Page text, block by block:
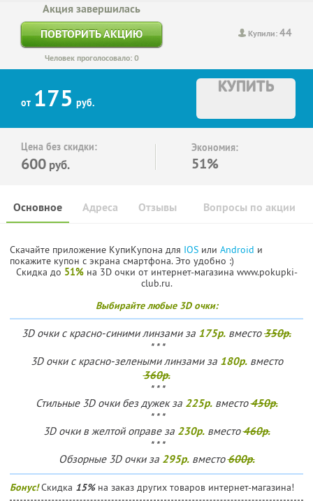
Купили:44
Акция завершилась
ПОВТОРИТЬ АКЦИЮ
Человек проголосовало: 0
от 175 руб.
КУПИТЬ
Цена без скидки:
600 руб.
Экономия:
51%
Основное Отзывы Вопросы по акции
Адреса
Скачайте приложение КупиКупона для IOS или Android и
покажите купон с экрана смартфона. Это удобно :)
Скидка до 51%на 3D очки от интернет-магазина www.pokupki-
club.ru.
Выбирайте любые 3D очки:
3D очки с красно-синими линзами за 175р. вместо350р.
* * *
3D очки с красно-зелеными линзами за 180р.вместо
360р.
* * *
Стильные 3D очки без дужек за 225р.вместо450р.
* * *
3D очки в желтой оправе за 230р.вместо460р.
* * *
Обзорные 3D очки за 295р.вместо600р.
Бонус!Скидка 15%на заказ других товаров интернет-магазина!